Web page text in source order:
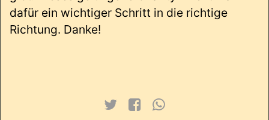
dafür ein wichtiger Schritt in die richtige
Richtung. Danke!